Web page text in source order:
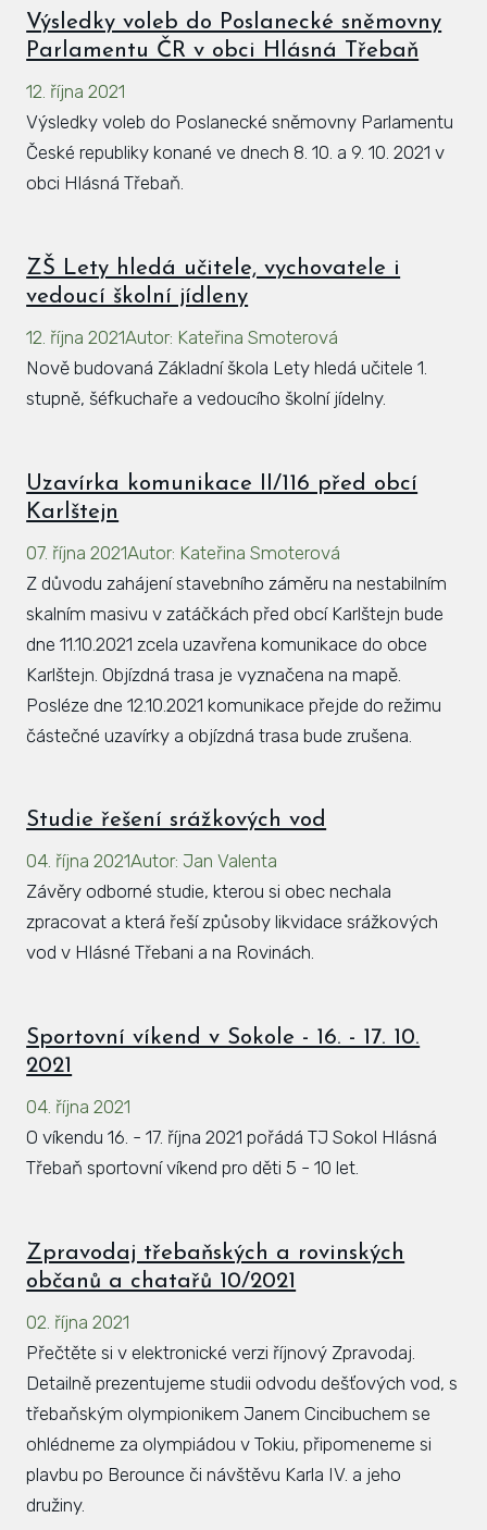
Výsledky voleb do Poslanecké sněmovny
Parlamentu ČR v obci Hlásná Třebaň
12. října 2021
Výsledky voleb do Poslanecké sněmovny Parlamentu
České republiky konané ve dnech 8. 10. a 9. 10. 2021 v
obci Hlásná Třebaň.
ZŠ Lety hledá učitele, vychovatele i
vedoucí školní jídleny
12. října 2021Autor: Kateřina Smoterová
Nově budovaná Základní škola Lety hledá učitele 1.
stupně, šéfkuchaře a vedoucího školní jídelny.
Uzavírka komunikace II/116 před obcí
Karlštejn
07. října 2021Autor: Kateřina Smoterová
Z důvodu zahájení stavebního záměru na nestabilním
skalním masivu v zatáčkách před obcí Karlštejn bude
dne 11.10.2021 zcela uzavřena komunikace do obce
Karlštejn. Objízdná trasa je vyznačena na mapě.
Posléze dne 12.10.2021 komunikace přejde do režimu
částečné uzavírky a objízdná trasa bude zrušena.
Studie řešení srážkových vod
04. října 2021Autor: Jan Valenta
Závěry odborné studie, kterou si obec nechala
zpracovat a která řeší způsoby likvidace srážkových
vod v Hlásné Třebani a na Rovinách.
Sportovní víkend v Sokole - 16. - 17. 10.
2021
04. října 2021
O víkendu 16. - 17. října 2021 pořádá TJ Sokol Hlásná
Třebaň sportovní víkend pro děti 5 - 10 let.
Zpravodaj třebaňských a rovinských
občanů a chatařů 10/2021
02. října 2021
Přečtěte si v elektronické verzi říjnový Zpravodaj.
Detailně prezentujeme studii odvodu dešťových vod, s
třebaňským olympionikem Janem Cincibuchem se
ohlédneme za olympiádou v Tokiu, připomeneme si
plavbu po Berounce či návštěvu Karla IV. a jeho
družiny.